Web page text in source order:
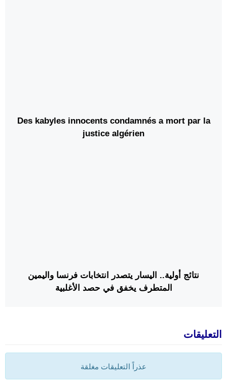
Des kabyles innocents condamnés a mort par la
justice algérien
نتائج أولية.. اليسار يتصدر انتخابات فرنسا واليمين
المتطرف يخفق في حصد الأغلبية
التعليقات
عذراً التعليقات مغلقة